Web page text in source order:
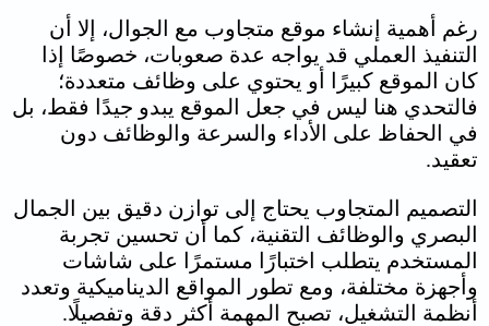
رغم أهمية إنشاء موقع متجاوب مع الجوال، إلا أن
التنفيذ العملي قد يواجه عدة صعوبات، خصوصًا إذا
كان الموقع كبيرًا أو يحتوي على وظائف متعددة؛
فالتحدي هنا ليس في جعل الموقع يبدو جيدًا فقط، بل
في الحفاظ على الأداء والسرعة والوظائف دون
تعقيد.
التصميم المتجاوب يحتاج إلى توازن دقيق بين الجمال
البصري والوظائف التقنية، كما أن تحسين تجربة
المستخدم يتطلب اختبارًا مستمرًا على شاشات
وأجهزة مختلفة، ومع تطور المواقع الديناميكية وتعدد
أنظمة التشغيل، تصبح المهمة أكثر دقة وتفصيلًا.